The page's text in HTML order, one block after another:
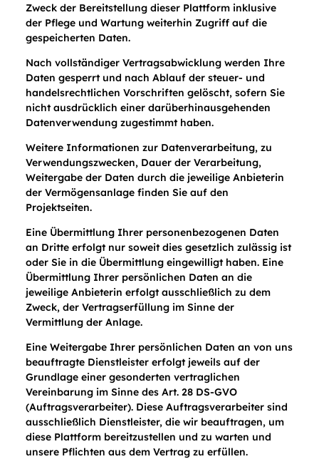
Zweck der Bereitstellung dieser Plattform inklusive
der Pflege und Wartung weiterhin Zugriff auf die
gespeicherten Daten.
Nach vollständiger Vertragsabwicklung werden Ihre
Daten gesperrt und nach Ablauf der steuer- und
handelsrechtlichen Vorschriften gelöscht, sofern Sie
nicht ausdrücklich einer darüberhinausgehenden
Datenverwendung zugestimmt haben.
Weitere Informationen zur Datenverarbeitung, zu
Verwendungszwecken, Dauer der Verarbeitung,
Weitergabe der Daten durch die jeweilige Anbieterin
der Vermögensanlage finden Sie auf den
Projektseiten.
Eine Übermittlung Ihrer personenbezogenen Daten
an Dritte erfolgt nur soweit dies gesetzlich zulässig ist
oder Sie in die Übermittlung eingewilligt haben. Eine
Übermittlung Ihrer persönlichen Daten an die
jeweilige Anbieterin erfolgt ausschließlich zu dem
Zweck, der Vertragserfüllung im Sinne der
Vermittlung der Anlage.
Eine Weitergabe Ihrer persönlichen Daten an von uns
beauftragte Dienstleister erfolgt jeweils auf der
Grundlage einer gesonderten vertraglichen
Vereinbarung im Sinne des Art. 28 DS-GVO
(Auftragsverarbeiter). Diese Auftragsverarbeiter sind
ausschließlich Dienstleister, die wir beauftragen, um
diese Plattform bereitzustellen und zu warten und
unsere Pflichten aus dem Vertrag zu erfüllen.